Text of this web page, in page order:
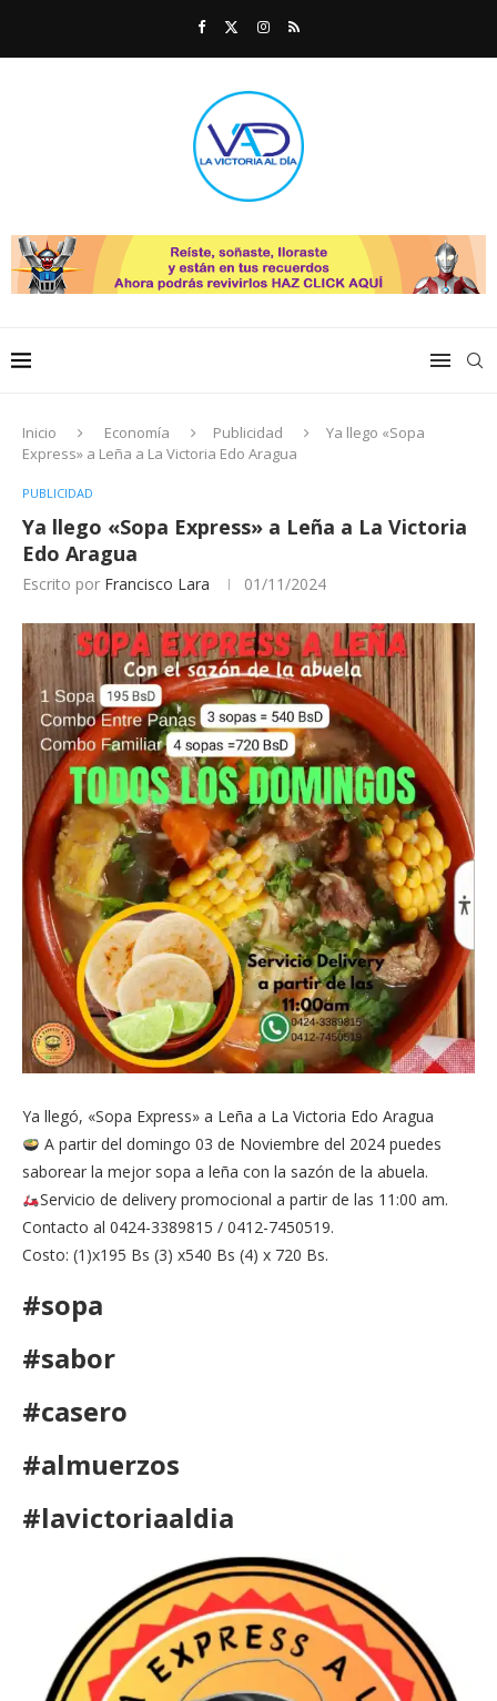
Inicio Economía Publicidad
Ya llego «Sopa
Express» a Leña a La Victoria Edo Aragua
PUBLICIDAD
Ya llego «Sopa Express» a Leña a La Victoria
Edo Aragua
Escrito por Francisco Lara 01/11/2024
Ya llegó, «Sopa Express» a Leña a La Victoria Edo Aragua
A partir del domingo 03 de Noviembre del 2024 puedes
saborear la mejor sopa a leña con la sazón de la abuela.
Servicio de delivery promocional a partir de las 11:00 am.
Contacto al 0424-3389815 / 0412-7450519.
Costo: (1)x195 Bs (3) x540 Bs (4) x 720 Bs.
#sopa
#sabor
#casero
#almuerzos
#lavictoriaaldia